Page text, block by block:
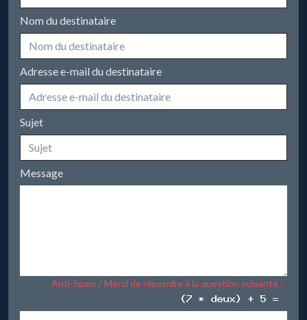
Nom du destinataire
Adresse e-mail du destinataire
Sujet
Message
Anti-Spam / Merci de répondre à la question suivante :